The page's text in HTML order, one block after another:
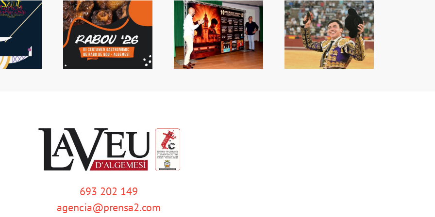
tornarà a
Algemesí
Presentada la Setmana
de Bous
La capacitat de Nek
sorprén a València
693 202 149
agencia@prensa2.com